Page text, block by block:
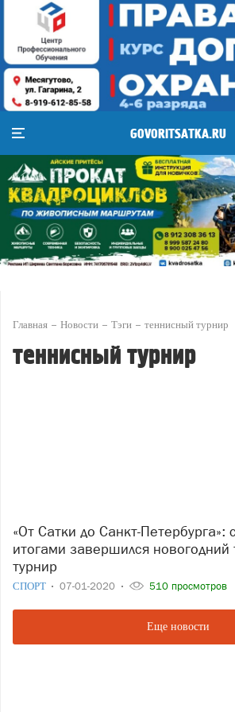
GOVORITSATKA.RU
Главная Новости Тэги теннисный турнир
теннисный турнир
«От Сатки до Санкт-Петербурга»: с какими
итогами завершился новогодний
турнир
СПОРТ 07-01-2020 510 просмотров
Еще новости